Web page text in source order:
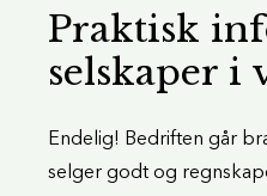
Praktisk
selskaper i
Endelig! Bedriften går
selger godt og